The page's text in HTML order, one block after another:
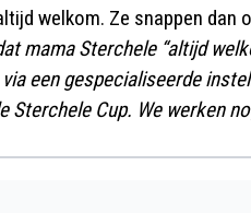
welkom. Ze snappen dan
mama Sterchele “altijd
een gespecialiseerde
Cup. We werken